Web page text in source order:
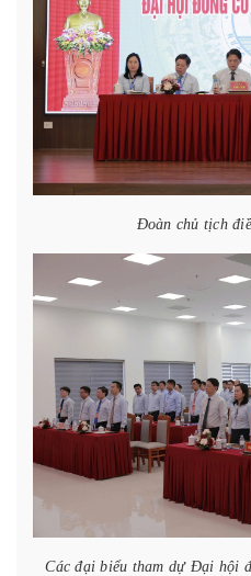
Đoàn chủ tịch
Các đại biểu tham dự Đại hội